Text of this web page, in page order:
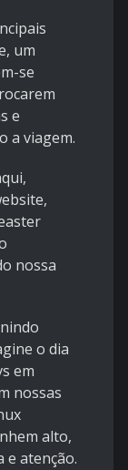
um
se
e
a viagem.
nossa
o dia
em
nossas
alto,
e atenção.